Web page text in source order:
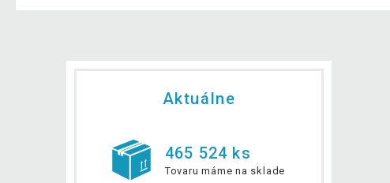
Aktuálne
465 524 ks
Tovaru máme na sklade